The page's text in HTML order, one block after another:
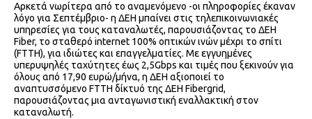
Αρκετά νωρίτερα από το αναμενόμενο -οι πληροφορίες έκαναν
λόγο για Σεπτέμβριο- η ΔΕΗ μπαίνει στις τηλεπικοινωνιακές
υπηρεσίες για τους καταναλωτές, παρουσιάζοντας το ΔΕΗ
Fiber, το σταθερό internet 100% οπτικών ινών μέχρι το σπίτι
(FTTH), για ιδιώτες και επαγγελματίες. Με εγγυημένες
υπερυψηλές ταχύτητες έως 2,5Gbps και τιμές που ξεκινούν για
όλους από 17,90 ευρώ/μήνα, η ΔΕΗ αξιοποιεί το
αναπτυσσόμενο FTTH δίκτυό της ΔΕΗ Fibergrid,
παρουσιάζοντας μια ανταγωνιστική εναλλακτική στον
καταναλωτή.